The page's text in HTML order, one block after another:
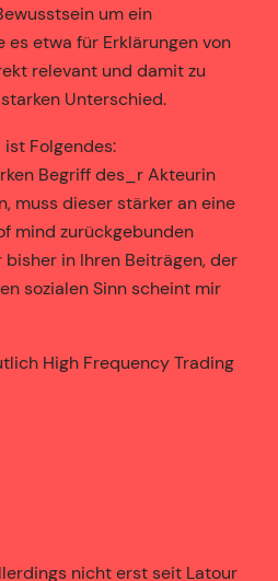
um ein
es etwa für Erklärungen von
relevant und damit zu
Unterschied.
Folgendes:
Begriff des_r Akteurin
muss dieser stärker an eine
mind zurückgebunden
in Ihren Beiträgen, der
sozialen Sinn scheint mir
High Frequency Trading
nicht erst seit Latour